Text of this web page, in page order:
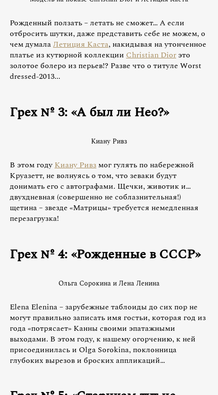
Рожденный ползать – летать не сможет… А если
отбросить шутки, даже представить себе не можем, о
чем думалаЛетиция Каста, накидывая на утонченное
платье из кутюрной коллекции Christian Dior это
золотое болеро из перьев!? Разве что о титуле Worst
dressed-2013...
Грех № 3: «А был ли Нео?»
Киану Ривз
В этом годуКиану Ривзмог гулять по набережной
Круазетт, не волнуясь о том, что зеваки будут
донимать его с автографами. Щечки, животик и…
двухдневная (совершенно не соблазнительная!)
щетина – звезде «Матрицы» требуется немедленная
перезагрузка!
Грех № 4: «Рожденные в СССР»
Ольга Сорокина и Лена Ленина
Elena Elenina – зарубежные таблоиды до сих пор не
могут правильно записать имя гостьи, которая год из
года «потрясает» Канны своими эпатажными
выходами. В этом году, к нашему огорчению, к ней
присоединилась и Olga Sorokina, поклонница
глубоких вырезов и броских аппликаций…